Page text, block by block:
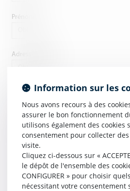
Prénom
Adresse e-mail
Adresse
Code Postal
Information sur les
Nous avons recours à des
assurer le bon fonctionnement
utilisons également des cookies
consentement pour collecter
visite.
Cliquez ci-dessous sur «
le dépôt de l'ensemble des
CONFIGURER » pour choisir
nécessitant votre consentement